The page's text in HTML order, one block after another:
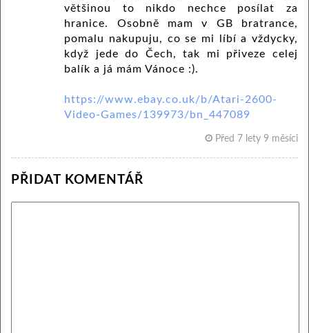
většinou to nikdo nechce posílat za
hranice. Osobně mam v GB bratrance,
pomalu nakupuju, co se mi líbí a vždycky,
když jede do Čech, tak mi přiveze celej
balík a já mám Vánoce :).
https://www.ebay.co.uk/b/Atari-2600-
Video-Games/139973/bn_447089
Před 7 lety 9 měsíci
PŘIDAT KOMENTÁŘ